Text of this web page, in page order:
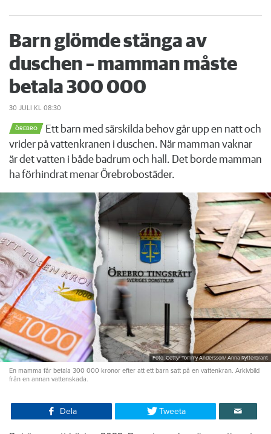
Barn glömde stänga av
duschen – mamman måste
betala 300 000
30 JULI KL 08:30
ÖREBRO
Ett barn med särskilda behov går upp en natt och
vrider på vattenkranen i duschen. När mamman vaknar
är det vatten i både badrum och hall. Det borde mamman
ha förhindrat menar Örebrobostäder.
Foto: Getty/ Tommy Andersson/ Anna Rytterbrant
En mamma får betala 300 000 kronor efter att ett barn satt på en vattenkran. Arkivbild
från en annan vattenskada.
Dela Tweeta